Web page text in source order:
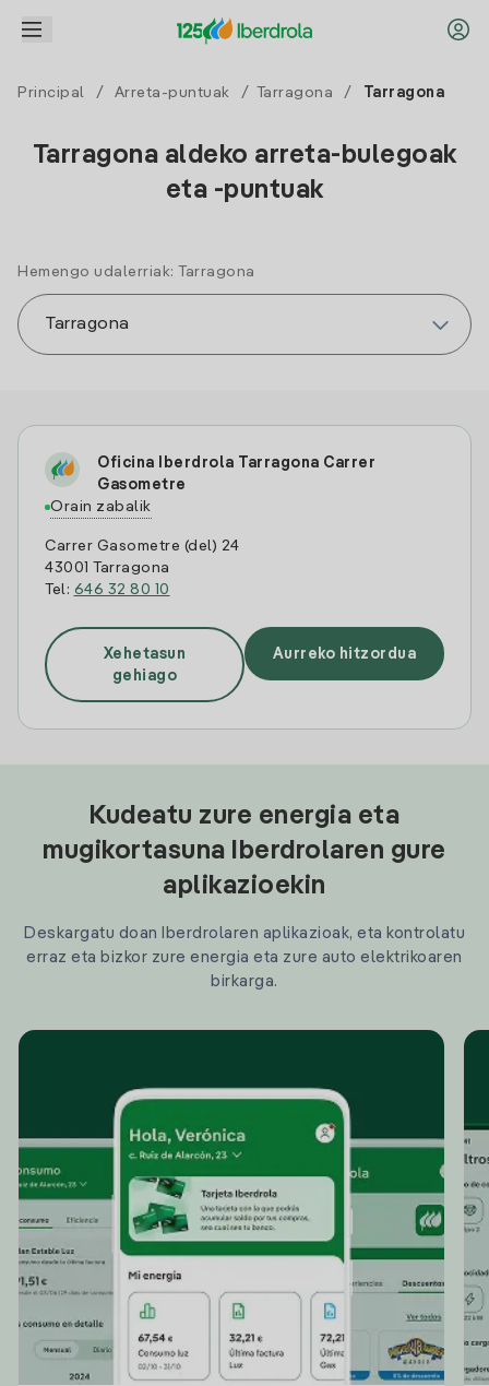
Principal / Arreta-puntuak / Tarragona / Tarragona
Tarragona aldeko arreta-bulegoak
eta -puntuak
Hemengo udalerriak: Tarragona
Oficina Iberdrola Tarragona Carrer
Gasometre
Orain zabalik
Carrer Gasometre (del) 24
43001 Tarragona
Tel: 646 32 80 10
Xehetasun
gehiago
Aurreko hitzordua
Kudeatu zure energia eta
mugikortasuna Iberdrolaren gure
aplikazioekin
Deskargatu doan Iberdrolaren aplikazioak, eta kontrolatu
erraz eta bizkor zure energia eta zure auto elektrikoaren
birkarga.